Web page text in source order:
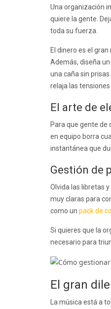
Una organización
quiere la gente.
toda su fuerza.
El dinero es el
Además, diseña
una caña sin
relaja las
El arte de
Para que gente de
en equipo borra
instantánea que
Gestión de
Olvida las libretas
muy claras para
como un pack de
Si quieres que la
necesario para
El gran
La música está a